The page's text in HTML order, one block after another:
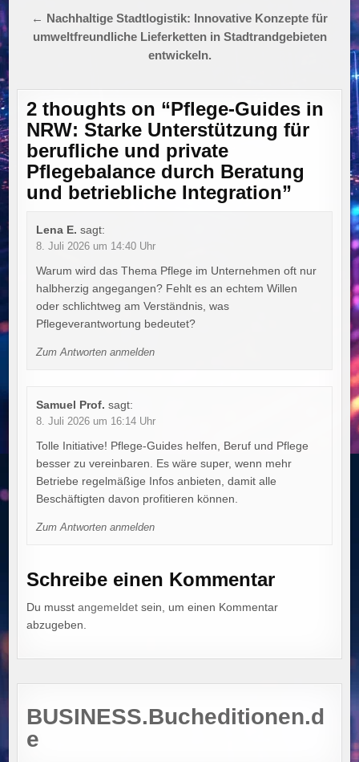
← Nachhaltige Stadtlogistik: Innovative Konzepte für
umweltfreundliche Lieferketten in Stadtrandgebieten
entwickeln.
2 thoughts on “Pflege-Guides in
NRW: Starke Unterstützung für
berufliche und private
Pflegebalance durch Beratung
und betriebliche Integration”
Lena E. sagt:
8. Juli 2026 um 14:40 Uhr
Warum wird das Thema Pflege im Unternehmen oft nur
halbherzig angegangen? Fehlt es an echtem Willen
oder schlichtweg am Verständnis, was
Pflegeverantwortung bedeutet?
Zum Antworten anmelden
Samuel Prof. sagt:
8. Juli 2026 um 16:14 Uhr
Tolle Initiative! Pflege-Guides helfen, Beruf und Pflege
besser zu vereinbaren. Es wäre super, wenn mehr
Betriebe regelmäßige Infos anbieten, damit alle
Beschäftigten davon profitieren können.
Zum Antworten anmelden
Schreibe einen Kommentar
Du musstangemeldet sein, um einen Kommentar
abzugeben.
BUSINESS.Bucheditionen.d
e